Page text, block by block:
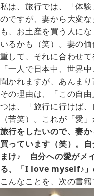
私は、旅行では、「体
のですが、妻から大変
も、お土産を買う人に
いるかも（笑）。 妻の
重して、それに合わせて
「一人で日本中、世界
聞かれますが、あんまり
その理由は、「この自
つは、「旅行に行けば
（苦笑）。これが「愛
旅行をしたいので、妻
買っています（笑）。
まけ♪ 自分への愛がメ
る、「I love myself♪
こんなことを、次の書